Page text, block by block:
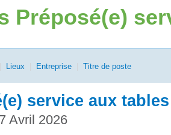
Préposé(e)
Lieux Entreprise Titre de poste
service aux tables
Avril 2026